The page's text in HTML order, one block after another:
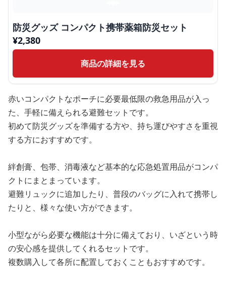
防災グッズ コンパクト携帯薬箱防災セット
¥2,380
商品の詳細を見る
赤いコンパクトなポーチに必要最低限の救急用品が入っ
た、手軽に備えられる避難セットです。
初めて防災グッズを準備する方や、持ち運びやすさを重視
する方におすすめです。
絆創膏、包帯、消毒液など基本的な応急処置用品がコンパ
クトにまとまっています。
避難リュックに追加したり、普段のバッグに入れて携帯し
たりと、様々な使い方ができます。
小型ながら必要な機能は十分に備えており、いざという時
の安心感を提供してくれるセットです。
複数購入して各所に配置しておくこともおすすめです。